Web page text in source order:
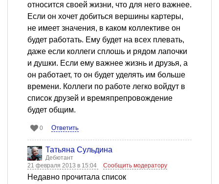
относится своей жизни, что для него важнее.
Если он хочет добиться вершины картеры,
не имеет значения, в каком коллективе он
будет работать. Ему будет на всех плевать,
даже если коллеги сплошь и рядом лапочки
и душки. Если ему важнее жизнь и друзья, а
он работает, то он будет уделять им больше
времени. Коллеги по работе легко войдут в
список друзей и времяпрепровождение
будет общим.
0 Ответить
Татьяна Сульдина
Дебютант
21 февраля 2013 в 15:04
Сообщить модератору
Недавно прочитала список